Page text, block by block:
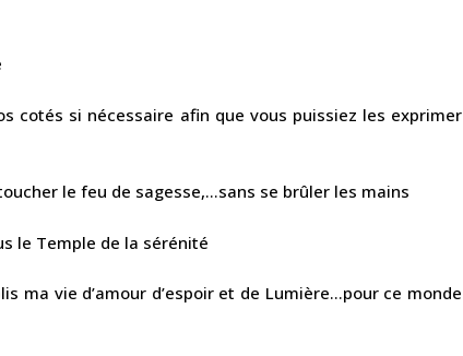
cotés si nécessaire afin que vous puissiez les exprimer
le feu de sagesse,…sans se brûler les mains
le Temple de la sérénité
ma vie d’amour d’espoir et de Lumière…pour ce monde